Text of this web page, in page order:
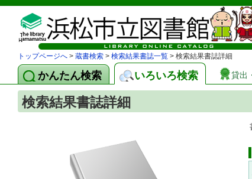
トップページへ > 蔵書検索 > 検索結果書誌一覧 > 検索結果書誌詳細
かんたん検索 いろいろ検索 貸出
検索結果書誌詳細